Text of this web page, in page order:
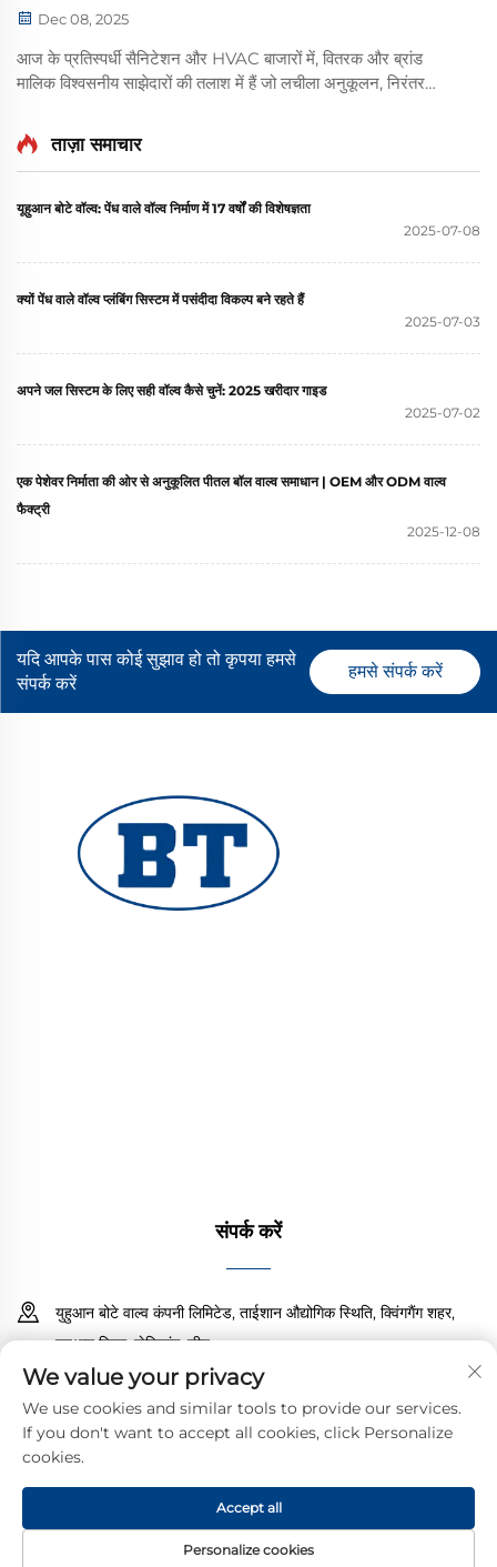
Dec 08, 2025
आज के प्रतिस्पर्धी सैनिटेशन और HVAC बाजारों में, वितरक और ब्रांड
मालिक विश्वसनीय साझेदारों की तलाश में हैं जो लचीला अनुकूलन, निरंतर
लिमिटेड में, हम OE... में विशेषज्ञता रखते हैं
ताज़ा समाचार
यूहुआन बोटे वॉल्व: पेंध वाले वॉल्व निर्माण में 17 वर्षों की विशेषज्ञता
2025-07-08
क्यों पेंध वाले वॉल्व प्लंबिंग सिस्टम में पसंदीदा विकल्प बने रहते हैं
2025-07-03
अपने जल सिस्टम के लिए सही वॉल्व कैसे चुनें: 2025 खरीदार गाइड
2025-07-02
एक पेशेवर निर्माता की ओर से अनुकूलित पीतल बॉल वाल्व समाधान | OEM और ODM वाल्व
फैक्ट्री
2025-12-08
यदि आपके पास कोई सुझाव हो तो कृपया हमसे
संपर्क करें
हमसे संपर्क करें
संपर्क करें
युहुआन बोटे वाल्व कंपनी लिमिटेड, ताईशान औद्योगिक स्थिति, क्विंगगैंग शहर,
युहुआन जिला, झेजियांग, चीन
18968473237
[email protected]
© 2025 कॉपीराइट YUHUAN BOTE VALVES CO., LTD. के सभी अधिकार
सुरक्षित हैं। गोपनीयता नीति
We value your privacy
We use cookies and similar tools to provide our services.
If you don't want to accept all cookies, click Personalize
cookies.
Personalize cookies
Accept all